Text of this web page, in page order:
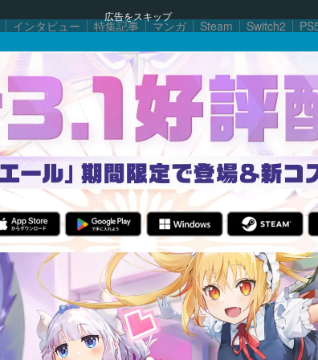
広告をスキップ
インタビュー 特集記事 マンガ Steam Switch2